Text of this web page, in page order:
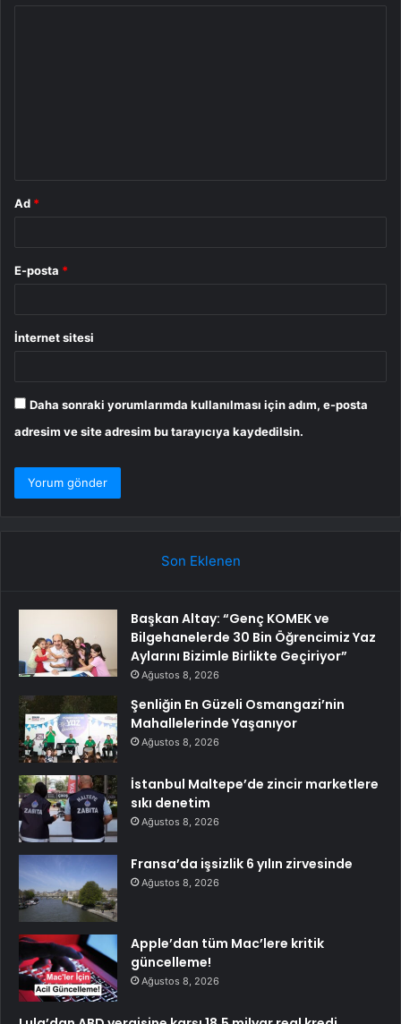
Ad *
E-posta *
İnternet sitesi
Daha sonraki yorumlarımda kullanılması için adım, e-posta
adresim ve site adresim bu tarayıcıya kaydedilsin.
Son Eklenen
Başkan Altay: “Genç KOMEK ve
Bilgehanelerde 30 Bin Öğrencimiz Yaz
Aylarını Bizimle Birlikte Geçiriyor”
Ağustos 8, 2026
Şenliğin En Güzeli Osmangazi’nin
Mahallelerinde Yaşanıyor
Ağustos 8, 2026
İstanbul Maltepe’de zincir marketlere
sıkı denetim
Ağustos 8, 2026
Fransa’da işsizlik 6 yılın zirvesinde
Ağustos 8, 2026
Apple’dan tüm Mac’lere kritik
güncelleme!
Ağustos 8, 2026